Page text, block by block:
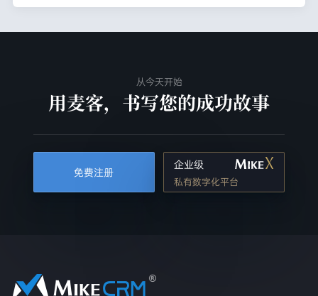
从今天开始
用麦客，书写您的成功故事
免费注册
企业级
私有数字化平台